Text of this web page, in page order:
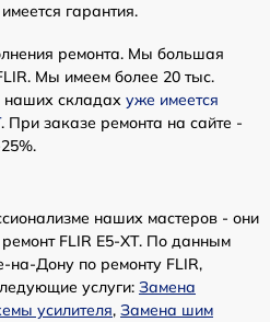
гарантия.
ремонта. Мы большая
Мы имеем более 20 тыс.
наших складах уже имеется
. При заказе ремонта на сайте -
наших мастеров - они
FLIR E5-XT. По данным
на-Дону по ремонту FLIR,
услуги: Замена
усилителя, Замена шим